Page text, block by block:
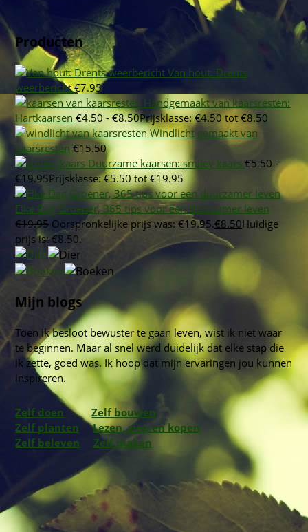
Producten
Van hout: Drents
weerbericht €7.95
Handgemaakt van kaarsresten:
Hartkaarsen €4.50 - €8.50Prijsklasse: €4.50 tot €8.50
Windlicht gemaakt van
kaarsresten €15.50
Duurzame kaarsen: smiley kaars €5.50 -
€19.95Prijsklasse: €5.50 tot €19.95
Elke Dag Groener, 365 tips voor een duurzamer leven
€19.95 Oorspronkelijke prijs was: €19.95.€8.50Huidige
prijs is: €8.50.
Mijn blogs
Toen ik besloot bewuster te gaan leven, wist ik niet waar
te beginnen. Maar al snel werd duidelijk dat elke stap die
ik zette, goed was. Ik hoop dat mijn ervaringen jou kunnen
inspireren.
Zelf doen
Zelf bouwen
Zelf planten
Lezen, zien en kopen
Zelf beleven
Zelf maken